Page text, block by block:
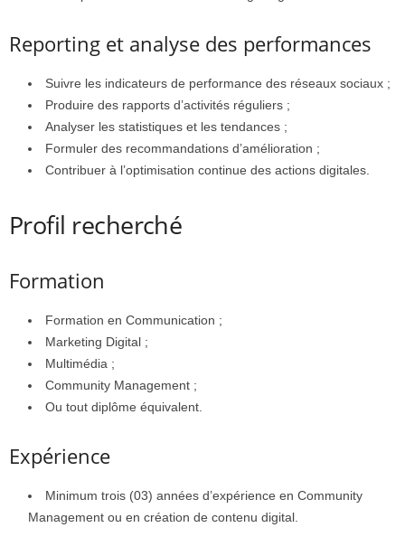
Reporting et analyse des performances
Suivre les indicateurs de performance des réseaux sociaux ;
Produire des rapports d’activités réguliers ;
Analyser les statistiques et les tendances ;
Formuler des recommandations d’amélioration ;
Contribuer à l’optimisation continue des actions digitales.
Profil recherché
Formation
Formation en Communication ;
Marketing Digital ;
Multimédia ;
Community Management ;
Ou tout diplôme équivalent.
Expérience
Minimum trois (03) années d’expérience en Community
Management ou en création de contenu digital.